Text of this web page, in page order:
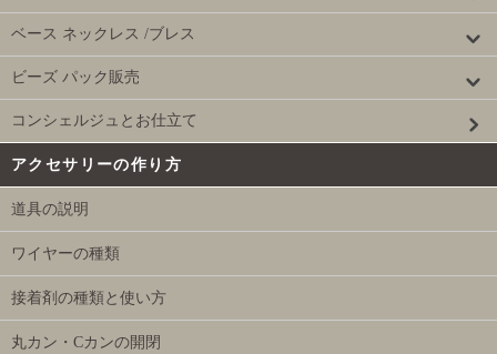
ベース ネックレス /ブレス
ビーズ パック販売
コンシェルジュとお仕立て
アクセサリーの作り方
道具の説明
ワイヤーの種類
接着剤の種類と使い方
丸カン・Cカンの開閉